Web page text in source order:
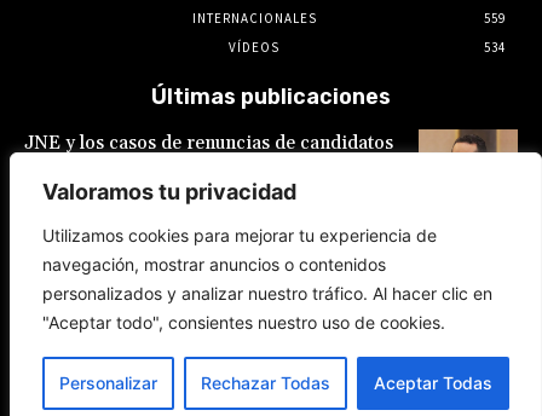
Valoramos tu privacidad
Utilizamos cookies para mejorar tu experiencia de
navegación, mostrar anuncios o contenidos
personalizados y analizar nuestro tráfico. Al hacer clic en
"Aceptar todo", consientes nuestro uso de cookies.
Personalizar Rechazar Todas Aceptar Todas
INTERNACIONALES
559
VÍDEOS
534
Últimas publicaciones
JNE y los casos de renuncias de candidatos
Constitución está por encima del reglamento
Rafael López Aliaga recibe sin rubor la
renuncia de Luis Rubio a la candidatura a la
alcaldía de Lima